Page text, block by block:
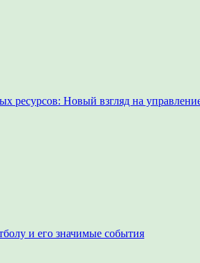
ресурсов: Новый взгляд на
и его значимые события